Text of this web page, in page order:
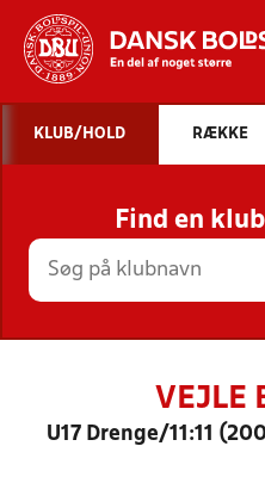
STILLINGER,
KLUB/HOLD RÆKKE
Find en
VEJLE
U17 Drenge/11:11